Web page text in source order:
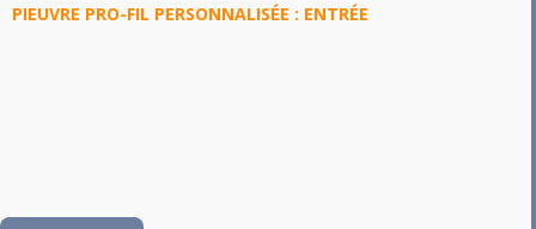
PIEUVRE PRO-FIL PERSONNALISÉE : ENTRÉE